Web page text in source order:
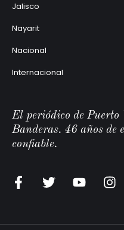
Jalisco
Nayarit
Nacional
Internacional
El periódico de
Banderas. 46 años de
confiable.